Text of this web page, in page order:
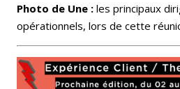
Photo de Une : les principaux
opérationnels, lors de cette